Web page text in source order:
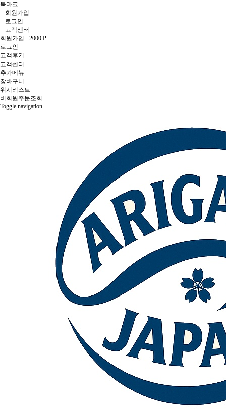
북마크
회원가입
로그인
고객센터
회원가입+ 2000 P
로그인
고객후기
고객센터
추가메뉴
장바구니
위시리스트
비회원주문조회
Toggle navigation